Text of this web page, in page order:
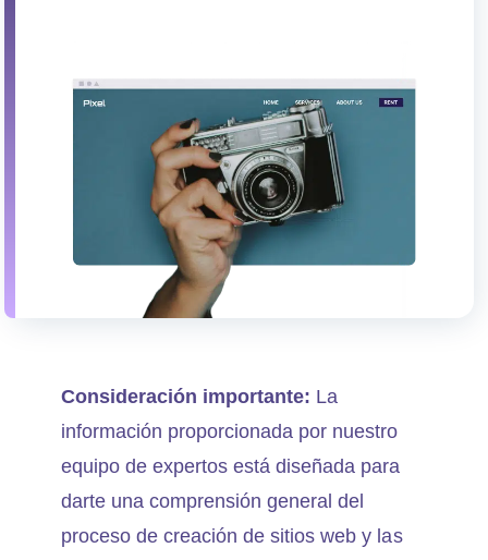
Consideración importante: La
información proporcionada por nuestro
equipo de expertos está diseñada para
darte una comprensión general del
proceso de creación de sitios web y las